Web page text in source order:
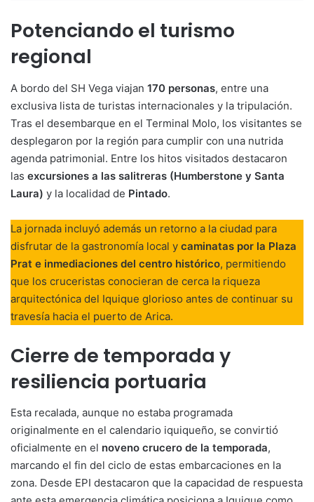
Potenciando el turismo
regional
A bordo del SH Vega viajan 170 personas, entre una
exclusiva lista de turistas internacionales y la tripulación.
Tras el desembarque en el Terminal Molo, los visitantes se
desplegaron por la región para cumplir con una nutrida
agenda patrimonial. Entre los hitos visitados destacaron
las excursiones a las salitreras (Humberstone y Santa
Laura) y la localidad de Pintado.
La jornada incluyó además un retorno a la ciudad para
disfrutar de la gastronomía local y caminatas por la Plaza
Prat e inmediaciones del centro histórico, permitiendo
que los cruceristas conocieran de cerca la riqueza
arquitectónica del Iquique glorioso antes de continuar su
travesía hacia el puerto de Arica.
Cierre de temporada y
resiliencia portuaria
Esta recalada, aunque no estaba programada
originalmente en el calendario iquiqueño, se convirtió
oficialmente en el noveno crucero de la temporada,
marcando el fin del ciclo de estas embarcaciones en la
zona. Desde EPI destacaron que la capacidad de respuesta